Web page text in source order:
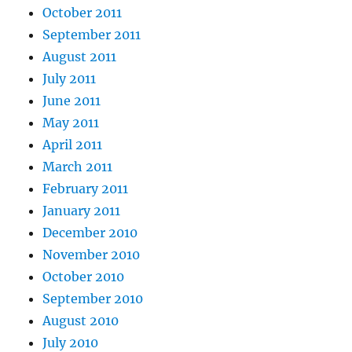
October 2011
September 2011
August 2011
July 2011
June 2011
May 2011
April 2011
March 2011
February 2011
January 2011
December 2010
November 2010
October 2010
September 2010
August 2010
July 2010